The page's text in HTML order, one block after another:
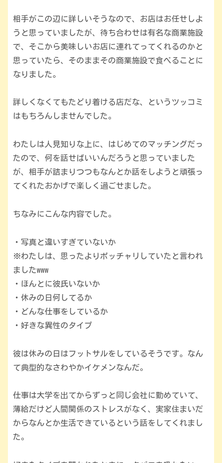
相手がこの辺に詳しいそうなので、お店はお任せしよ
うと思っていましたが、待ち合わせは有名な商業施設
で、そこから美味しいお店に連れてってくれるのかと
思っていたら、そのままその商業施設で食べることに
なりました。
詳しくなくてもたどり着ける店だな、というツッコミ
はもちろんしませんでした。
わたしは人見知りな上に、はじめてのマッチングだっ
たので、何を話せばいいんだろうと思っていました
が、相手が詰まりつつもなんとか話をしようと頑張っ
てくれたおかげで楽しく過ごせました。
ちなみにこんな内容でした。
・写真と違いすぎていないか
※わたしは、思ったよりポッチャリしていたと言われ
ましたwww
・ほんとに彼氏いないか
・休みの日何してるか
・どんな仕事をしているか
・好きな異性のタイプ
彼は休みの日はフットサルをしているそうです。なん
て典型的なさわやかイケメンなんだ。
仕事は大学を出てからずっと同じ会社に勤めていて、
薄給だけど人間関係のストレスがなく、実家住まいだ
からなんとか生活できているという話をしてくれまし
た。